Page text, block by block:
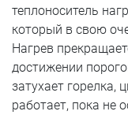
теплоноситель
который в свою
Нагрев
достижении
затухает горелка,
работает, пока не